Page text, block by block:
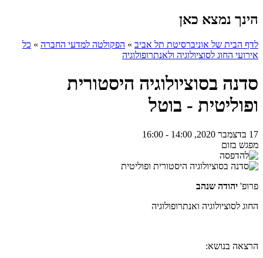
הינך נמצא כאן
לדף הבית של אוניברסיטת תל אביב » הפקולטה למדעי החברה » כל
אירועי החוג לסוציולוגיה ולאנתרופולוגיה
סדנה בסוציולוגיה היסטורית
ופוליטית - בוטל
17 בדצמבר 2020, 14:00 - 16:00
מפגש בזום
פרופ' יהודה שנהב
החוג לסוציולוגיה ואנתרופולוגיה
הרצאה בנושא: